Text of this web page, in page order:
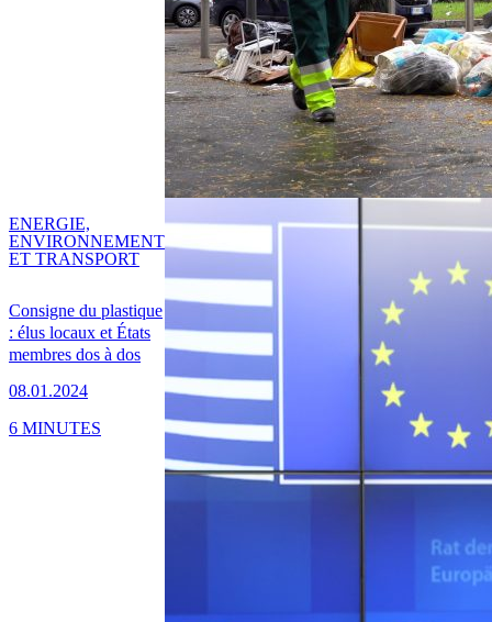
Consigne du plastique
: élus locaux et États
membres dos à dos
08.01.2024
ENERGIE,
ENVIRONNEMENT
ET TRANSPORT
6 MINUTES